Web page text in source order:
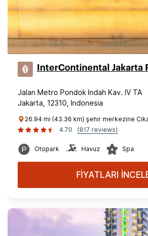
InterContinental Jakarta
Jalan Metro Pondok Indah Kav. IV TA
Jakarta, 12310, Indonesia
26.94 mi (43.36 km) şehir merkezine
4.70
(817 reviews)
Otopark Havuz Spa
FİYATLARI